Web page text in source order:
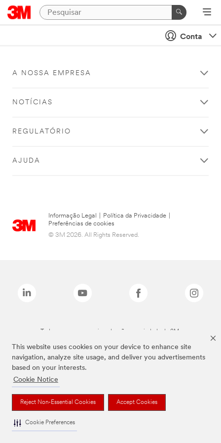
This website uses cookies on your device to enhance site
navigation, analyze site usage, and deliver you advertisements
based on your interests.
Cookie Notice
Reject Non-Essential Cookies Accept Cookies
Cookie Preferences
Conta
A NOSSA EMPRESA
NOTÍCIAS
REGULATÓRIO
AJUDA
Informação Legal Política da Privacidade
Preferências de cookies
© 3M 2026. All Rights Reserved.
Todas as marcas mencionadas são propriedade da 3M.